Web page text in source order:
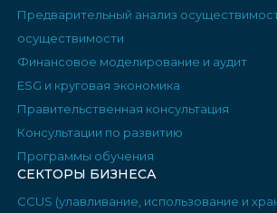
Предварительный анализ
осуществимости
Финансовое моделирование и аудит
ESG и круговая экономика
Правительственная консультация
Консультации по развитию
Программы обучения
СЕКТОРЫ БИЗНЕСА
CCUS (улавливание, использование и